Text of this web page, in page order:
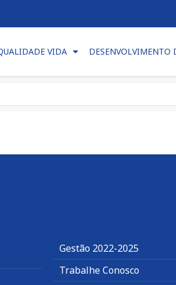
VIDA DESENVOLVIMENTO
Gestão 2022-2025
Trabalhe Conosco